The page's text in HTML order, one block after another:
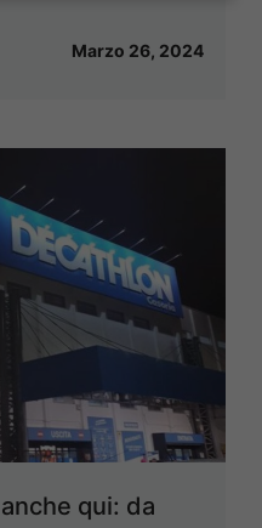
Marzo 26, 2024
qui: da